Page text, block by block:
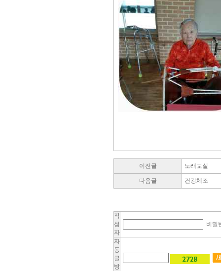
이전글 노래교실
다음글 건강체조
작
성
자
비밀
자
동
글
방